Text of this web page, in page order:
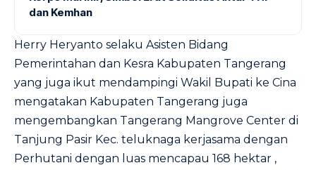
dan Kemhan
Herry Heryanto selaku Asisten Bidang
Pemerintahan dan Kesra Kabupaten Tangerang
yang juga ikut mendampingi Wakil Bupati ke Cina
mengatakan Kabupaten Tangerang juga
mengembangkan Tangerang Mangrove Center di
Tanjung Pasir Kec. teluknaga kerjasama dengan
Perhutani dengan luas mencapau 168 hektar ,